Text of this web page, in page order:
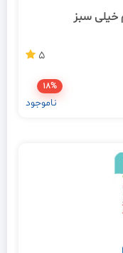
سبز
5
18%
ناموجود